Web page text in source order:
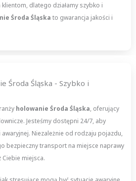
dlatego działamy szybko i
Środa Śląska to gwarancja jakości i
Środa Śląska - Szybko i
holowanie Środa Śląska, oferujący
Jesteśmy dostępni 24/7, aby
Niezależnie od rodzaju pojazdu,
bezpieczny transport na miejsce naprawy
miejsca.